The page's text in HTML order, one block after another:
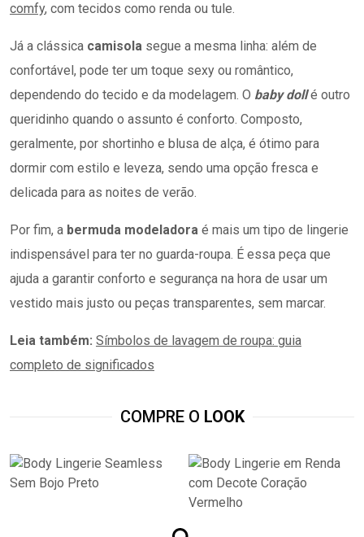
comfy, com tecidos como renda ou tule.
Já a clássica camisola segue a mesma linha: além de
confortável, pode ter um toque sexy ou romântico,
dependendo do tecido e da modelagem. O baby dollé outro
queridinho quando o assunto é conforto. Composto,
geralmente, por shortinho e blusa de alça, é ótimo para
dormir com estilo e leveza, sendo uma opção fresca e
delicada para as noites de verão.
Por fim, a bermuda modeladora é mais um tipo de lingerie
indispensável para ter no guarda-roupa. É essa peça que
ajuda a garantir conforto e segurança na hora de usar um
vestido mais justo ou peças transparentes, sem marcar.
Leia também: Símbolos de lavagem de roupa: guia
completo de significados
COMPRE O LOOK